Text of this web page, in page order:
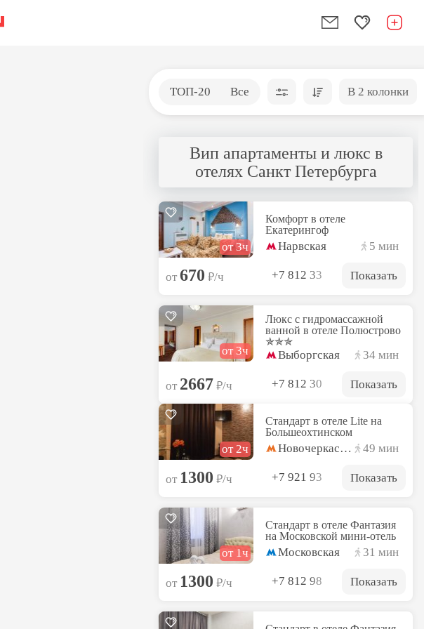
ТОП-20 Все В 2 колонки
Вип апартаменты и люкс в
отелях Санкт Петербурга
от 3ч
Комфорт в отеле
Екатерингоф
5 мин
Нарвская
от 670 ₽/ч +7 812 33 Показать
от 3ч
Люкс с гидромассажной
ванной в отеле Полюстрово
✯✯✯
34 мин
Выборгская
от 2667₽/ч +7 812 30 Показать
от 2ч
Стандарт в отеле Lite на
Большеохтинском
49 мин
Новочеркасская
от 1300 ₽/ч +7 921 93 Показать
от 1ч
Стандарт в отеле Фантазия
на Московской мини-отель
31 мин
Московская
от 1300 ₽/ч +7 812 98 Показать